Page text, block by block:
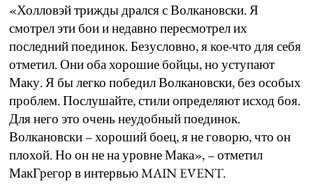
«Холловэй трижды дрался с Волкановски. Я
смотрел эти бои и недавно пересмотрел их
последний поединок. Безусловно, я кое-что для себя
отметил. Они оба хорошие бойцы, но уступают
Маку. Я бы легко победил Волкановски, без особых
проблем. Послушайте, стили определяют исход боя.
Для него это очень неудобный поединок.
Волкановски – хороший боец, я не говорю, что он
плохой. Но он не на уровне Мака», – отметил
МакГрегор в интервью MAIN EVENT.